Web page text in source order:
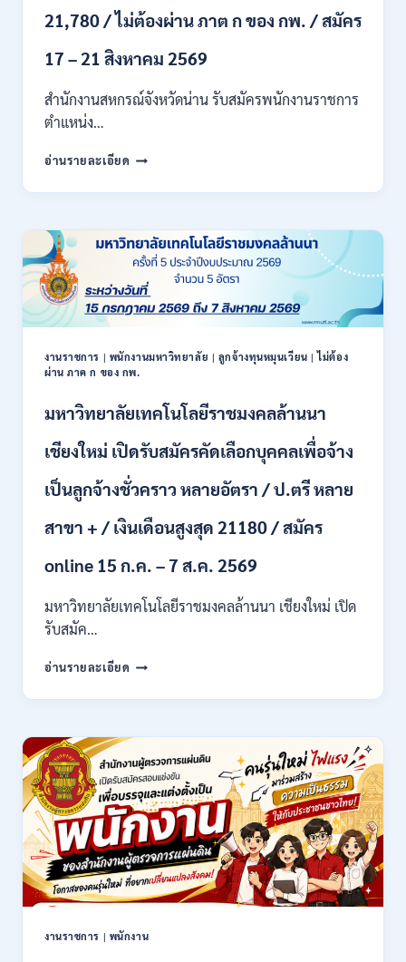
71500
/
ต้อง
ภาค
กพ.
สมัคร
17
–
28
สิงหาคม
2569
21,780 / ไม่ต้องผ่าน ภาต ก ของ กพ. / สมัคร
17 – 21 สิงหาคม 2569
สำนักงานสหกรณ์จังหวัดน่าน รับสมัครพนักงานราชการ
ตำแหน่ง…
อ่านรายละเอียด สำนักงาน
จังหวัด
กรม
ส่ง
เสริม
สหกรณ์
เปิด
รับ
พนักงาน
ราชการ
ปวท.
ป.ตรี
สาขา
/
เงิน
เดือน
/
ต้อง
ก
กพ.
สมัคร
17
–
21
สิงหาคม
2569
งานราชการ | พนักงานมหาวิทยาลัย | ลูกจ้างทุนหมุนเวียน |ไม่ต้อง
ผ่าน ภาค ก ของ กพ.
มหาวิทยาลัยเทคโนโลยีราชมงคลล้านนา
เชียงใหม่ เปิดรับสมัครคัดเลือกบุคคลเพื่อจ้าง
เป็นลูกจ้างชั่วคราว หลายอัตรา / ป.ตรี หลาย
สาขา + / เงินเดือนสูงสุด 21180 / สมัคร
online 15 ก.ค. – 7 ส.ค. 2569
มหาวิทยาลัยเทคโนโลยีราชมงคลล้านนา เชียงใหม่ เปิด
รับสมัค…
อ่านรายละเอียด มหาวิทยาลัย
ราช
ล้าน
เชียงใหม่
เปิด
รับ
สมัคร
คัด
เลือก
บุคคล
เพื่อ
เป็น
งานราชการ | พนักงาน